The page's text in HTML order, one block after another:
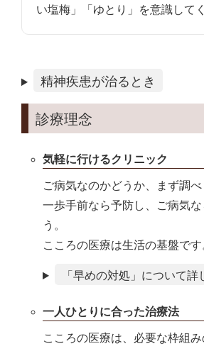
い塩梅」「ゆとり」を意識して
精神疾患が治るとき
診療理念
気軽に行けるクリニック
ご病気なのかどうか、まず調べ
一歩手前なら予防し、ご病気な
う。
こころの医療は生活の基盤です
「早めの対処」について詳
一人ひとりに合った治療法
こころの医療は、必要な枠組